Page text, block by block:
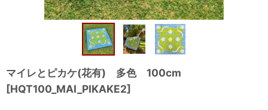
マイレとピカケ(花有) 多色 100cm
[HQT100_MAI_PIKAKE2]